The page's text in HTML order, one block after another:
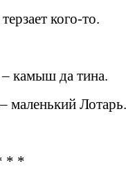
кого-то.
камыш да тина.
маленький Лотарь.
* *